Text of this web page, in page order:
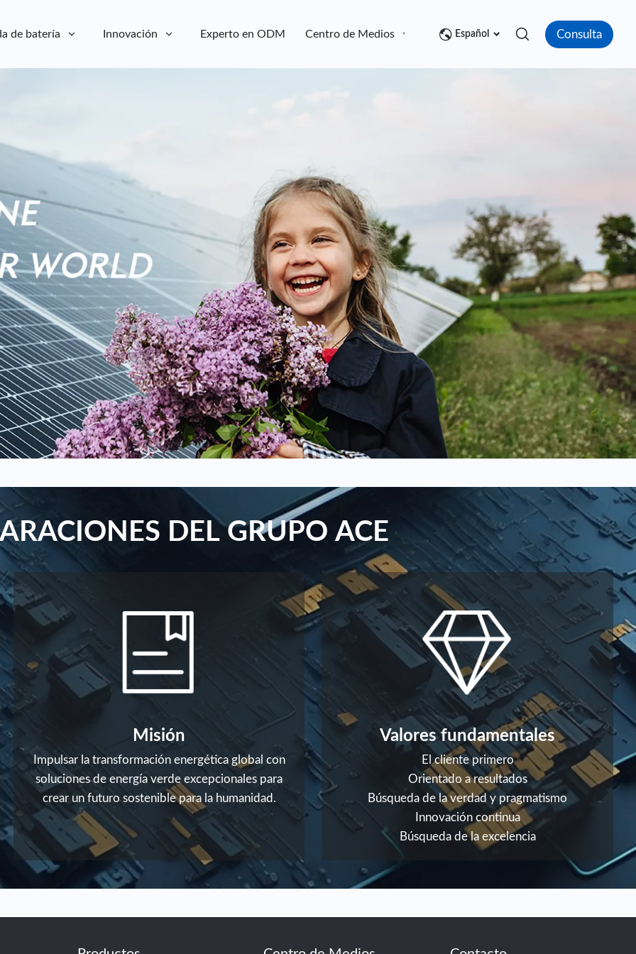
de batería Innovación Experto en ODM Centro de Medios Contacto
Español Consulta
DEL GRUPO ACE
Misión
Impulsar la transformación energética global con
soluciones de energía verde excepcionales para
crear un futuro sostenible para la humanidad.
Valores fundamentales
El cliente primero
Orientado a resultados
Búsqueda de la verdad y pragmatismo
Innovación continua
Búsqueda de la excelencia